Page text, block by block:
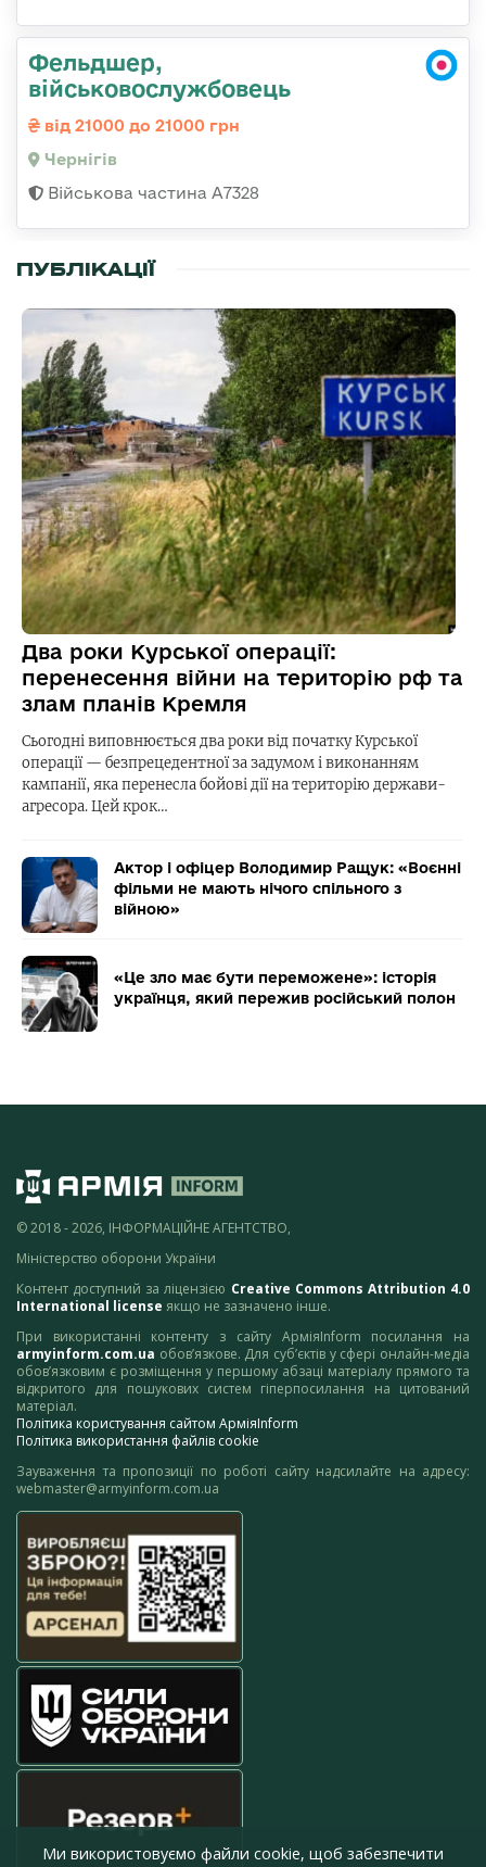
Фельдшер,
військовослужбовець
від 21000 до 21000 грн
Чернігів
Військова частина А7328
ПУБЛІКАЦІЇ
Два роки Курської операції:
перенесення війни на територію рф та
злам планів Кремля
Сьогодні виповнюється два роки від початку Курської
операції — безпрецедентної за задумом і виконанням
кампанії, яка перенесла бойові дії на територію держави-
агресора. Цей крок…
Актор і офіцер Володимир Ращук: «Воєнні
фільми не мають нічого спільного з
війною»
«Це зло має бути переможене»: історія
українця, який пережив російський полон
© 2018 - 2026, ІНФОРМАЦІЙНЕ АГЕНТСТВО,
Міністерство оборони України
Контент доступний за ліцензією Creative Commons Attribution 4.0
International license якщо не зазначено інше.
При використанні контенту з сайту АрміяInform посилання на
armyinform.com.ua обов’язкове. Для суб’єктів у сфері онлайн-медіа
обов’язковим є розміщення у першому абзаці матеріалу прямого та
відкритого для пошукових систем гіперпосилання на цитований
матеріал.
Політика користування сайтом АрміяInform
Політика використання файлів cookie
Зауваження та пропозиції по роботі сайту надсилайте на адресу:
webmaster@armyinform.com.ua
Ми використовуємо файли cookie, щоб забезпечити